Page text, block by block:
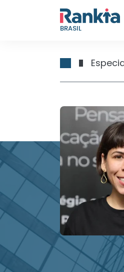
BRASIL